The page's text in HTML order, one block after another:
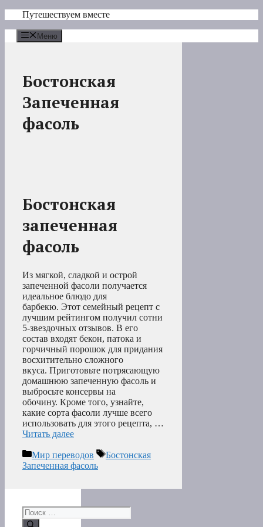
Перейти
содержимому
Путешествуем вместе
Меню
Бостонская
Запеченная
фасоль
Бостонская
запеченная
фасоль
Из мягкой, сладкой и острой
запеченной фасоли получается
идеальное блюдо для
барбекю. Этот семейный рецепт с
лучшим рейтингом получил сотни
5-звездочных отзывов. В его
состав входят бекон, патока и
горчичный порошок для придания
восхитительно сложного
вкуса. Приготовьте потрясающую
домашнюю запеченную фасоль и
выбросьте консервы на
обочину. Кроме того, узнайте,
какие сорта фасоли лучше всего
использовать для этого рецепта, …
Читать далее
Рубрики
Мир переводов Метки
Бостонская
Запеченная фасоль
Поиск: